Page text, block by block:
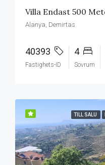
Alanya, Demirtas
40393
Fastighets-ID
4
Sovrum
TILL SALU